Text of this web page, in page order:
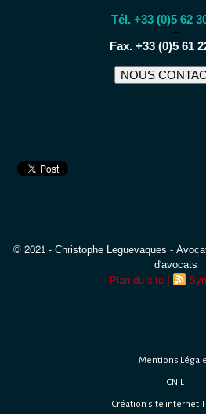
Tél. +33 (0)5 62
−
Fax. +33 (0)5 61
NOUS
© 2021 - Christophe Leguevaques -
d'avocats
Plan du site |
Mentions
CNIL
Création site internet